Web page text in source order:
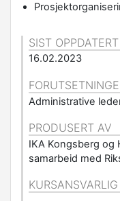
SIST OPPDATERT
16.02.2023
Administrative
PRODUSERT AV
IKA Kongsberg og
samarbeid med
KURSANSVARLIG